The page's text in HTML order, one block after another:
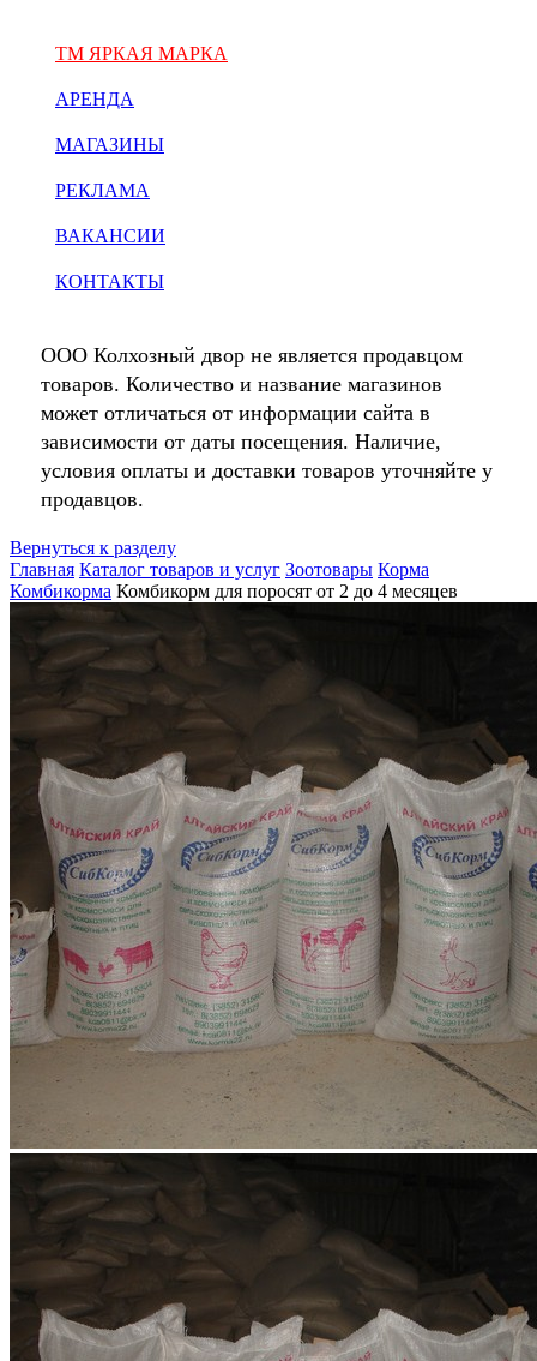
ТМ ЯРКАЯ МАРКА
АРЕНДА
МАГАЗИНЫ
РЕКЛАМА
ВАКАНСИИ
КОНТАКТЫ
ООО Колхозный двор не является продавцом
товаров. Количество и название магазинов
может отличаться от информации сайта в
зависимости от даты посещения. Наличие,
условия оплаты и доставки товаров уточняйте у
продавцов.
Вернуться к разделу
Главная Каталог товаров и услуг Зоотовары Корма
Комбикорма Комбикорм для поросят от 2 до 4 месяцев